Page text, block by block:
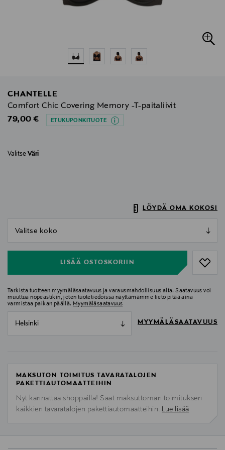
CHANTELLE
Comfort Chic Covering Memory -T-paitaliivit
Original Price
79,00 € ETUKUPONKITUOTE
Valitse Väri
LÖYDÄ OMA KOKOSI
LISÄÄ OSTOSKORIIN
Tarkista tuotteen myymäläsaatavuus ja varausmahdollisuus alta. Saatavuus voi
muuttua nopeastikin, joten tuotetiedoissa näyttämämme tieto pitää aina
varmistaa paikan päällä. Myymäläsaatavuus
Helsinki MYYMÄLÄSAATAVUUS
MAKSUTON TOIMITUS TAVARATALOJEN
PAKETTIAUTOMAATTEIHIN
Nyt kannattaa shoppailla! Saat maksuttoman toimituksen
kaikkien tavaratalojen pakettiautomaatteihin. Lue lisää